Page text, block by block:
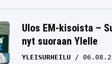
Ulos EM-kisoista –
nyt suoraan Ylelle
YLEISURHEILU